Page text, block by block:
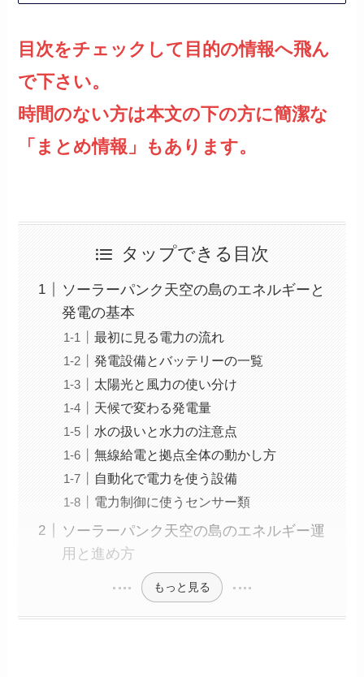
目次をチェックして目的の情報へ飛ん
で下さい。
時間のない方は本文の下の方に簡潔な
「まとめ情報」もあります。
タップできる目次
ソーラーパンク天空の島のエネルギーと
発電の基本
最初に見る電力の流れ
発電設備とバッテリーの一覧
太陽光と風力の使い分け
天候で変わる発電量
水の扱いと水力の注意点
無線給電と拠点全体の動かし方
自動化で電力を使う設備
電力制御に使うセンサー類
ソーラーパンク天空の島のエネルギー運
用と進め方
もっと見る